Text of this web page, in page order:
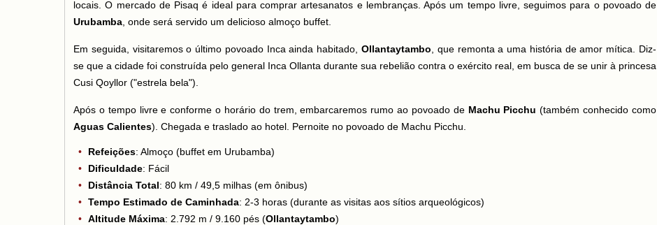
locais. O mercado de Pisaq é ideal para comprar artesanatos e lembranças. Após um tempo livre, seguimos para o povoado de
Urubamba , onde será servido um delicioso almoço buffet.
Em seguida, visitaremos o último povoado Inca ainda habitado, Ollantaytambo , que remonta a uma história de amor mítica. Diz-
se que a cidade foi construída pelo general Inca Ollanta durante sua rebelião contra o exército real, em busca de se unir à princesa
Cusi Qoyllor ("estrela bela").
Após o tempo livre e conforme o horário do trem, embarcaremos rumo ao povoado de Machu Picchu (também conhecido como
Aguas Calientes). Chegada e traslado ao hotel. Pernoite no povoado de Machu Picchu.
Refeições: Almoço (buffet em Urubamba)
Dificuldade: Fácil
Distância Total: 80 km / 49,5 milhas (em ônibus)
Tempo Estimado de Caminhada: 2-3 horas (durante as visitas aos sítios arqueológicos)
Altitude Máxima: 2.792 m / 9.160 pés (Ollantaytambo)